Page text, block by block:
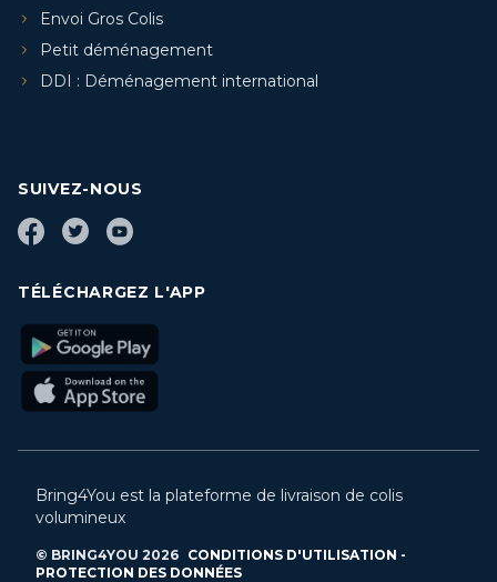
Envoi Gros Colis
Petit déménagement
DDI : Déménagement international
SUIVEZ-NOUS
TÉLÉCHARGEZ L'APP
Bring4You est la plateforme de livraison de colis
volumineux
© BRING4YOU 2026 CONDITIONS D'UTILISATION -
PROTECTION DES DONNÉES